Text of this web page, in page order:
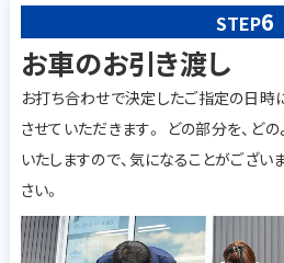
STEP6
お車のお引き渡し
お打ち合わせで決定したご指定の日時
させていただきます。 どの部分を、ど
いたしますので、気になることがござい
さい。